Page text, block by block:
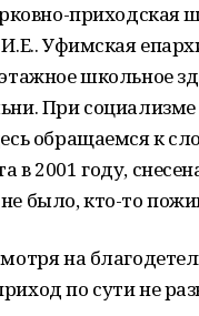
приходская
Уфимская
школьное
При
обращаемся к
2001 году,
было, кто-то
на
по сути не